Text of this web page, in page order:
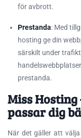
för avbrott.
Prestanda: Med
hosting ge din
särskilt under
prestanda.
Miss
passar dig
När det gäller att